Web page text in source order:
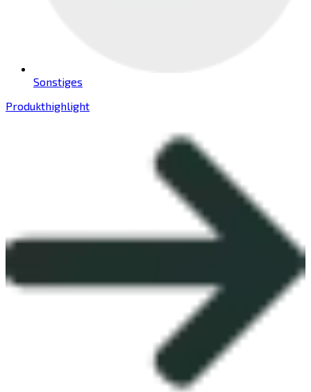
Sonstiges
Produkthighlight